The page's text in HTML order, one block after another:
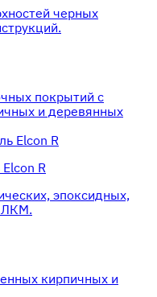
черных
покрытий с
и деревянных
R
эпоксидных,
ЛКМ.
кирпичных и